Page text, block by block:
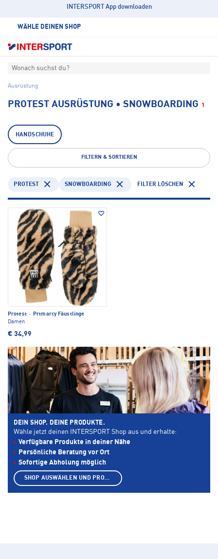
INTERSPORT App downloaden
WÄHLE DEINEN SHOP
Wonach suchst du?
Ausrüstung
PROTEST AUSRÜSTUNG • SNOWBOARDING 1
HANDSCHUHE
FILTERN & SORTIEREN
PROTEST SNOWBOARDING FILTER LÖSCHEN
Protest ·
Prtmarcy Fäustlinge
Damen
€ 34,99
DEIN SHOP. DEINE PRODUKTE.
Wähle jetzt deinen INTERSPORT Shop aus und erhalte:
Verfügbare Produkte in deiner Nähe
Persönliche Beratung vor Ort
Sofortige Abholung möglich
SHOP AUSWÄHLEN UND PRODUKTE ANZEIGEN